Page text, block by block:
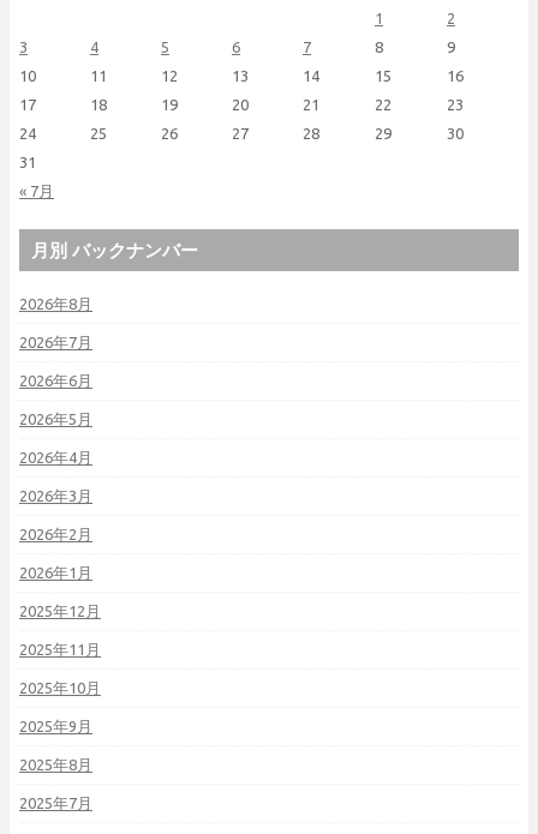
« 7月
1
2
3
4 5 6 7 8
9
10
11 12 13 14 15
16
17
18 19 20 21 22
23
24
25 26 27 28 29
30
31
月別 バックナンバー
2026年8月
2026年7月
2026年6月
2026年5月
2026年4月
2026年3月
2026年2月
2026年1月
2025年12月
2025年11月
2025年10月
2025年9月
2025年8月
2025年7月